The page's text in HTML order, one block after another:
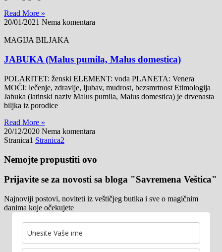
Read More »
20/01/2021 Nema komentara
MAGIJA BILJAKA
JABUKA (Malus pumila, Malus domestica)
POLARITET: ženski ELEMENT: voda PLANETA: Venera
MOĆI: lečenje, zdravlje, ljubav, mudrost, bezsmrtnost Etimologija
Jabuka (latinski naziv Malus pumila, Malus domestica) je drvenasta
biljka iz porodice
Read More »
20/12/2020 Nema komentara
Stranica1 Stranica2
Nemojte propustiti ovo
Prijavite se za novosti sa bloga "Savremena Veštica"
Najnoviji postovi, noviteti iz veštičjeg butika i sve o magičnim
danima koje očekujete